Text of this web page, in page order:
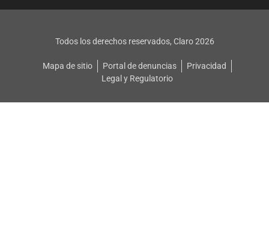
Todos los derechos reservados, Claro 2026
Mapa de sitio Portal de denuncias
Privacidad
Legal y Regulatorio